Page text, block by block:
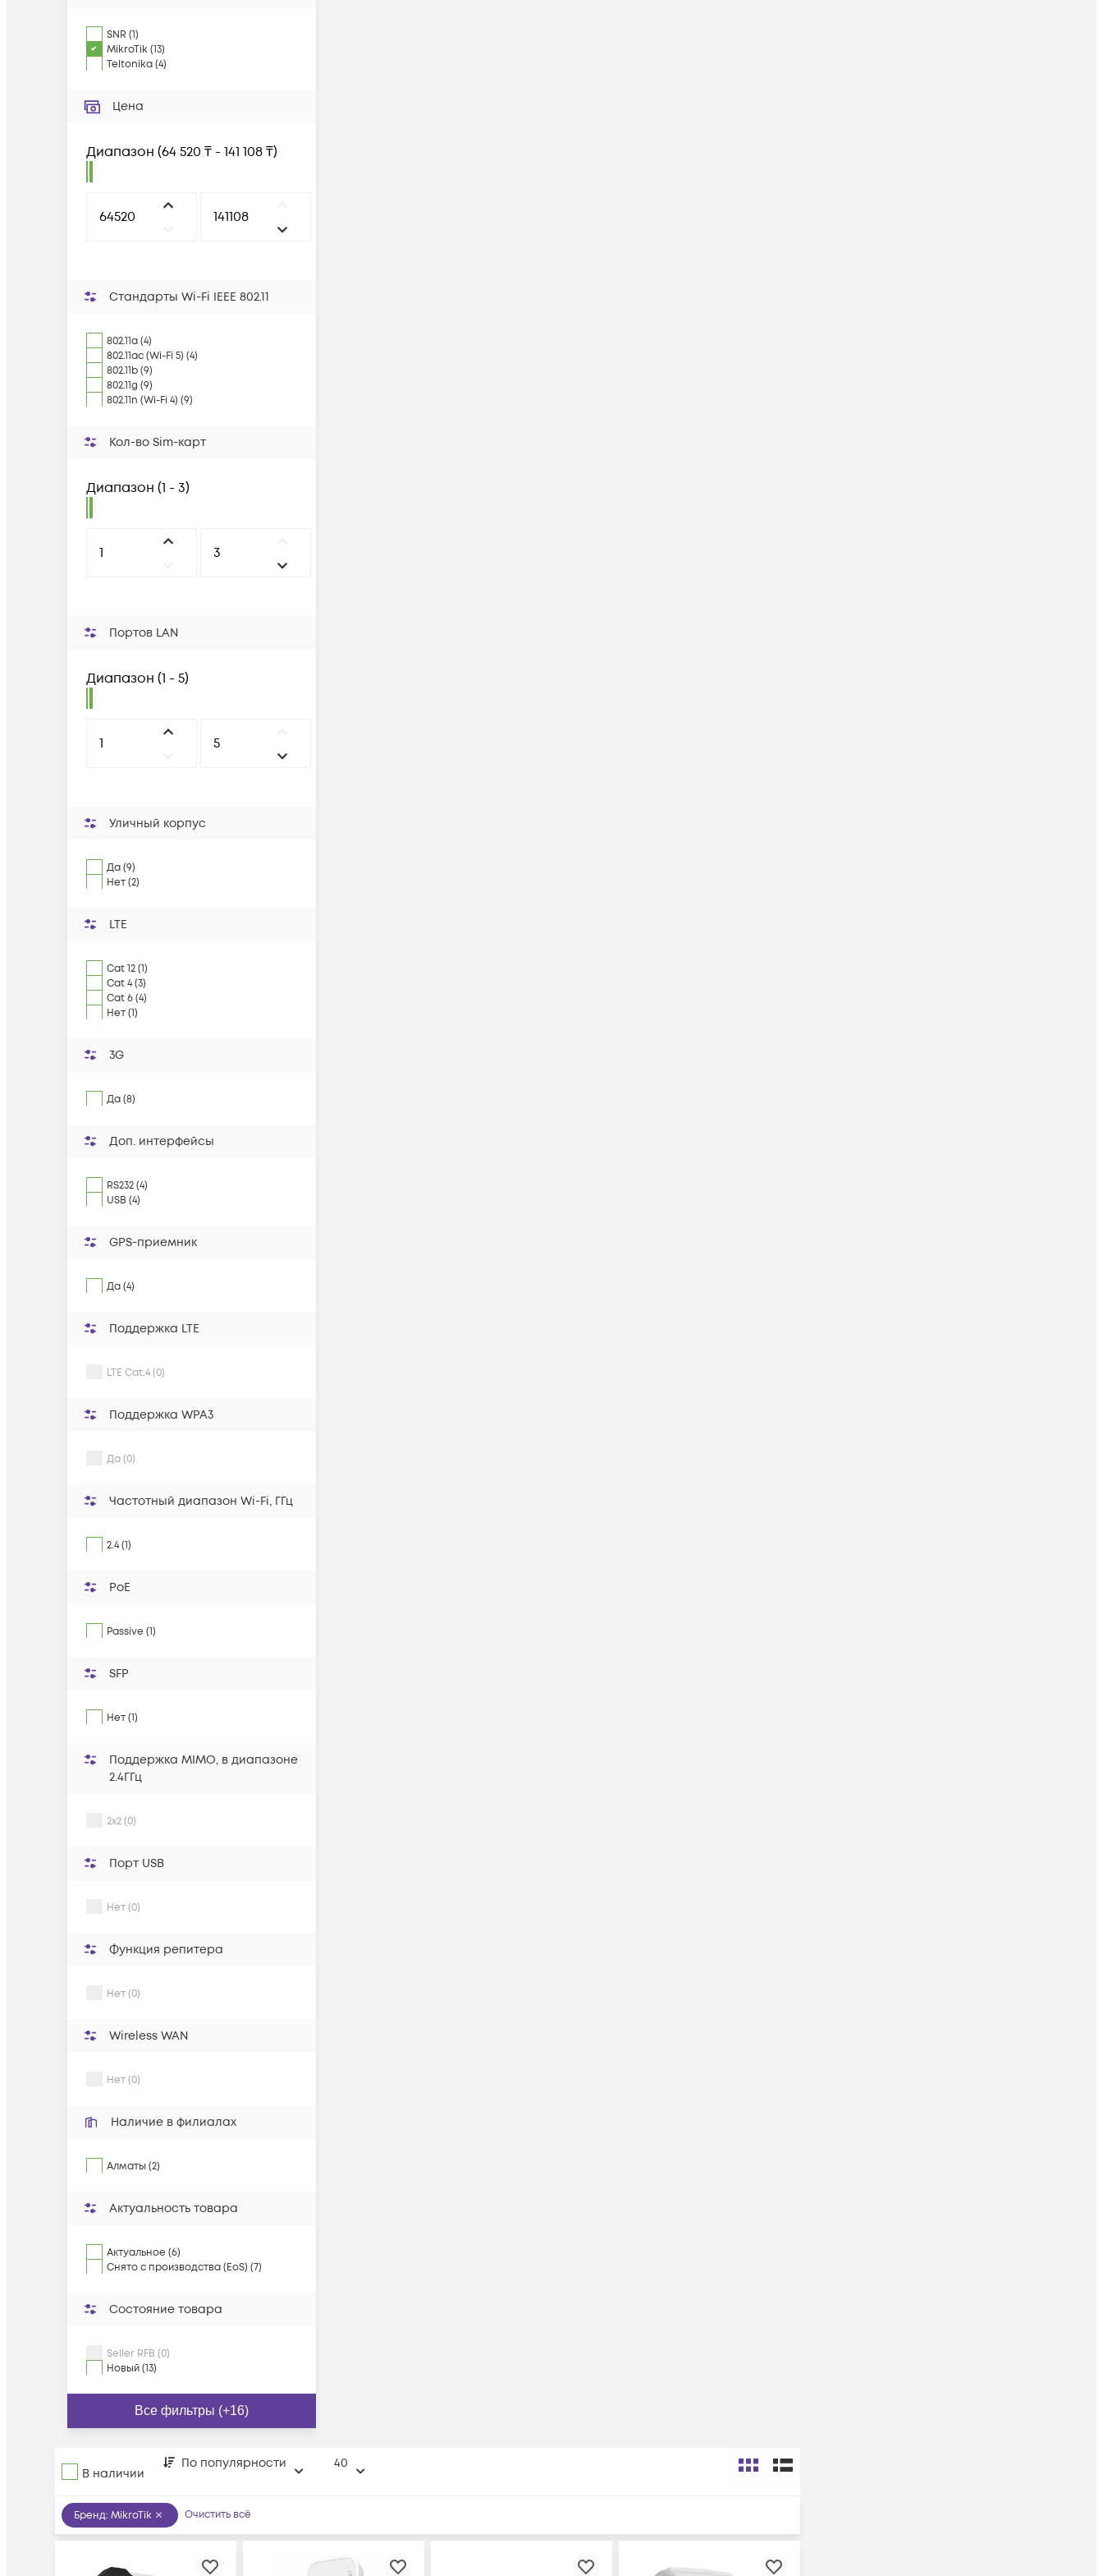
SNR (1)
MikroTik(13)
Teltonika(4)
Цена
Диапазон (64 520 ₸ - 141 108 ₸)
Стандарты Wi-Fi IEEE 802.11
802.11a (4)
802.11ac (Wi-Fi 5) (4)
802.11b (9)
802.11g (9)
802.11n (Wi-Fi 4) (9)
Кол-во Sim-карт
Диапазон (1 - 3)
Портов LAN
Диапазон (1 - 5)
Уличный корпус
Да (9)
Нет (2)
LTE
Cat 12 (1)
Cat 4 (3)
Cat 6 (4)
Нет (1)
3G
Да (8)
Доп. интерфейсы
RS232 (4)
USB (4)
GPS-приемник
Да (4)
Поддержка LTE
LTE Cat.4 (0)
Поддержка WPA3
Да (0)
Частотный диапазон Wi-Fi, ГГц
2.4 (1)
PoE
Passive (1)
SFP
Нет (1)
Поддержка MIMO, в диапазоне
2.4ГГц
2x2 (0)
Порт USB
Нет (0)
Функция репитера
Нет (0)
Wireless WAN
Нет (0)
Наличие в филиалах
Алматы (2)
Актуальность товара
Актуальное (6)
Снято с производства (EoS) (7)
Состояние товара
Seller RFB (0)
Новый (13)
Все фильтры (+16)
В наличии
По популярности 40
Бренд: MikroTik Очистить всё